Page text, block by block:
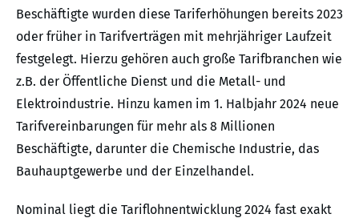
Beschäftigte wurden diese Tariferhöhungen bereits 2023
oder früher in Tarifverträgen mit mehrjähriger Laufzeit
festgelegt. Hierzu gehören auch große Tarifbranchen wie
z.B. der Öffentliche Dienst und die Metall- und
Elektroindustrie. Hinzu kamen im 1. Halbjahr 2024 neue
Tarifvereinbarungen für mehr als 8 Millionen
Beschäftigte, darunter die Chemische Industrie, das
Bauhauptgewerbe und der Einzelhandel.
Nominal liegt die Tariflohnentwicklung 2024 fast exakt